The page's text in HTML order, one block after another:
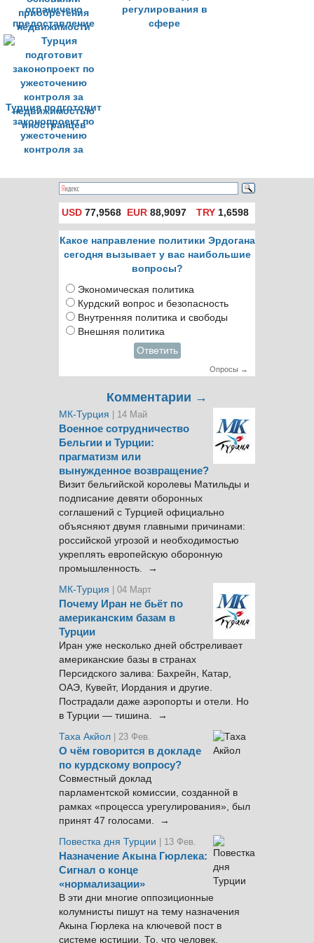
ограничено
предоставление
турецкого
гражданства на
основании
приобретения
недвижимости
регулирования в
сфере
Турция подготовит
законопроект по
ужесточению
контроля за
иностранцев
USD 77,9568 EUR 88,9097 TRY1,6598
Какое направление политики Эрдогана
сегодня вызывает у вас наибольшие
вопросы?
Экономическая политика
Курдский вопрос и безопасность
Внутренняя политика и свободы
Внешняя политика
Ответить
Опросы →
Комментарии →
МК-Турция | 14 Май
Военное сотрудничество
Бельгии и Турции:
прагматизм или
вынужденное возвращение?
Визит бельгийской королевы Матильды и
подписание девяти оборонных
соглашений с Турцией официально
объясняют двумя главными причинами:
российской угрозой и необходимостью
укреплять европейскую оборонную
промышленность. →
МК-Турция
| 04 Март
Почему Иран не бьёт по
американским базам в
Турции
Иран уже несколько дней обстреливает
американские базы в странах
Персидского залива: Бахрейн, Катар,
ОАЭ, Кувейт, Иордания и другие.
Пострадали даже аэропорты и отели. Но
в Турции — тишина. →
Таха Акйол | 23 Фев.
О чём говорится в докладе
по курдскому вопросу?
Совместный доклад
парламентской комиссии, созданной в
рамках «процесса урегулирования», был
принят 47 голосами. →
Повестка дня Турции
| 13 Фев.
Назначение Акына Гюрлека:
Сигнал о конце
«нормализации»
В эти дни многие оппозиционные
колумнисты пишут на тему назначения
Акына Гюрлека на ключевой пост в
системе юстиции. То, что человек,